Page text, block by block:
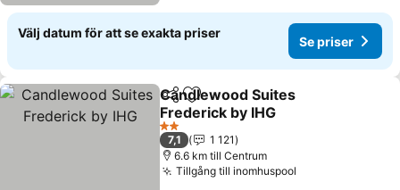
Välj datum för att se exakta priser
Se priser
Dela Lägg till i Mina Favoriter
Candlewood Suites
Frederick by IHG
Se priser
2 Stjärnor
7,1
1 121
6.6 km till Centrum
Tillgång till inomhuspool